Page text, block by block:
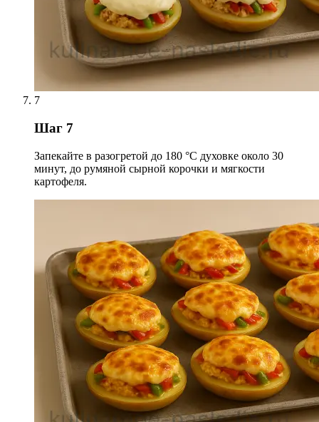
7
Шаг 7
Запекайте в разогретой до 180 °С духовке около 30
минут, до румяной сырной корочки и мягкости
картофеля.